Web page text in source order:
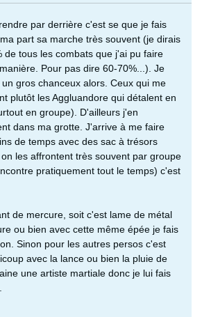
par derrière c'est se que je fais
part sa marche très souvent (je dirais
de tous les combats que j'ai pu faire
Pour pas dire 60-70%...). Je
gros chanceux alors. Ceux qui me
plutôt les Aggluandore qui détalent en
en groupe). D'ailleurs j'en
dans ma grotte. J'arrive à me faire
de temps avec des sac à trésors
les affrontent très souvent par groupe
pratiquement tout le temps) c'est
de mercure, soit c'est lame de métal
ou bien avec cette même épée je fais
Sinon pour les autres persos c'est
avec la lance ou bien la pluie de
une artiste martiale donc je lui fais